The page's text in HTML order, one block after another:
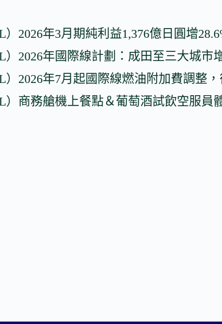
）2026年3月期純利益1,376億日圓增
）2026年國際線計劃：成田至三大城市
）2026年7月起國際線燃油附加費調整
）商務艙機上餐點＆葡萄酒試飲空服員